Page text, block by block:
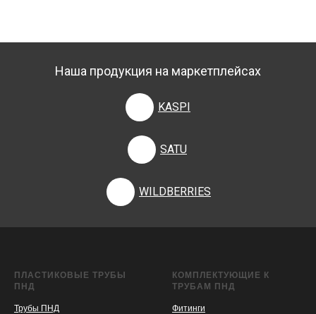
Наша продукция на маркетплейсах
KASPI
SATU
WILDBERRIES
ПЛАСТИКОВЫЕ ТРУБЫ
ПНД
Трубы ПНД
КОМПЛЕКТУЮЩИЕ К
ТРУБАМ ПНД
Фитинги